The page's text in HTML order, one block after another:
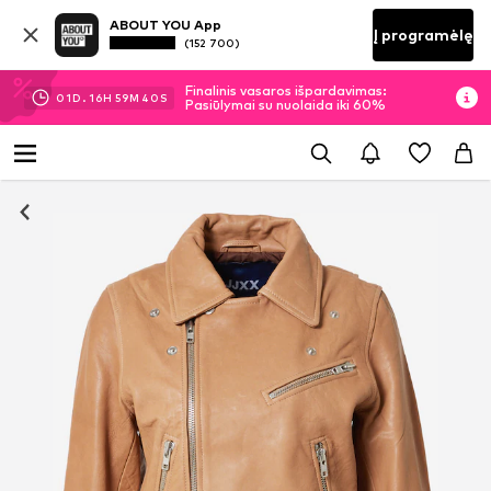
ABOUT YOU App
(152 700) Į programėlę
01D. 16H 59M 40 S
Finalinis vasaros išpardavimas:
Pasiūlymai su nuolaida iki 60%